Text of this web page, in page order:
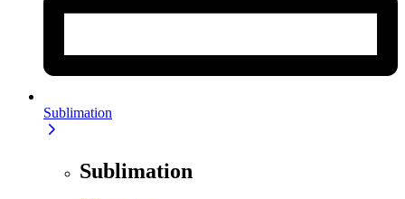
Sublimation
Sublimation